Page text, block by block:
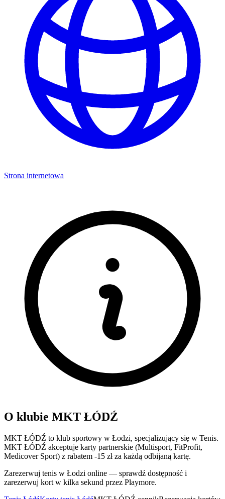
Strona internetowa
O klubie MKT ŁÓDŹ
MKT ŁÓDŹ to klub sportowy w Łodzi, specjalizujący się w Tenis.
MKT ŁÓDŹ akceptuje karty partnerskie (Multisport, FitProfit,
Medicover Sport) z rabatem -15 zł za każdą odbijaną kartę.
Zarezerwuj tenis w Łodzi online — sprawdź dostępność i
zarezerwuj kort w kilka sekund przez Playmore.